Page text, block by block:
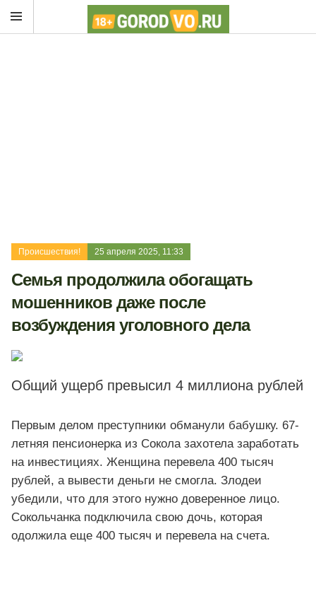
Происшествия! 25 апреля 2025, 11:33
Семья продолжила обогащать
мошенников даже после
возбуждения уголовного дела
Общий ущерб превысил 4 миллиона рублей
Первым делом преступники обманули бабушку. 67-
летняя пенсионерка из Сокола захотела заработать
на инвестициях. Женщина перевела 400 тысяч
рублей, а вывести деньги не смогла. Злодеи
убедили, что для этого нужно доверенное лицо.
Сокольчанка подключила свою дочь, которая
одолжила еще 400 тысяч и перевела на счета.